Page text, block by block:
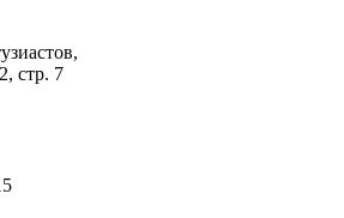
стр. 7